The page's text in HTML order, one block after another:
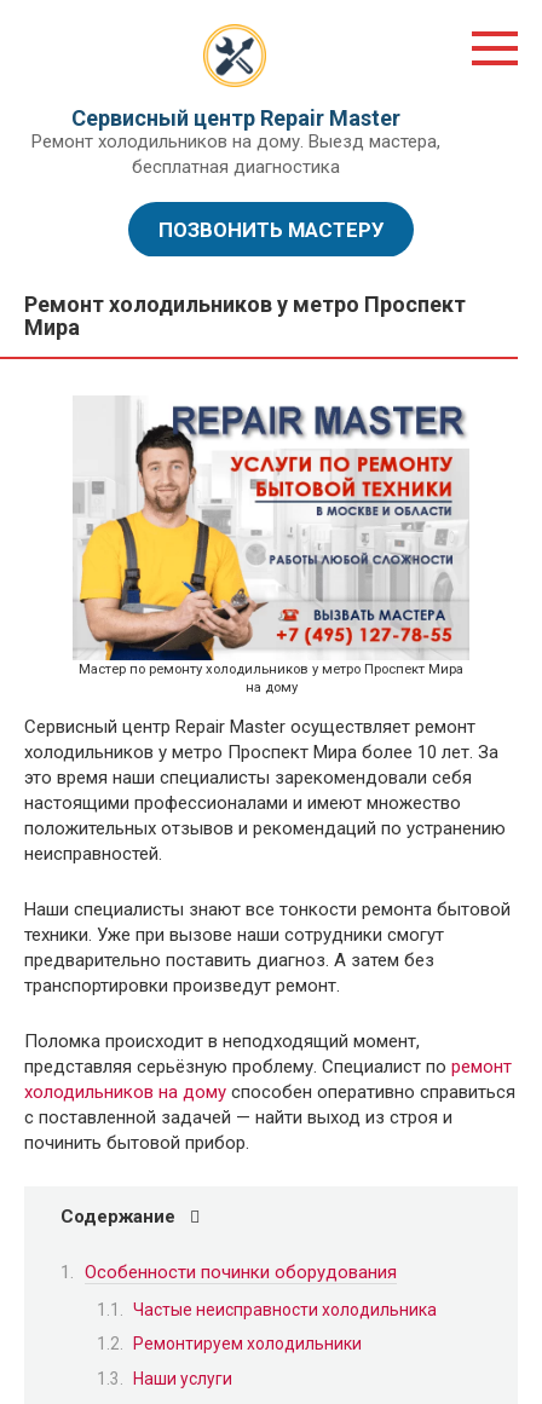
Сервисный центр Repair Master
Ремонт холодильников на дому. Выезд мастера,
бесплатная диагностика
ПОЗВОНИТЬ МАСТЕРУ
Ремонт холодильников у метро Проспект
Мира
Мастер по ремонту холодильников у метро Проспект Мира
на дому
Сервисный центр Repair Master осуществляет ремонт
холодильников у метро Проспект Мира более 10 лет. За
это время наши специалисты зарекомендовали себя
настоящими профессионалами и имеют множество
положительных отзывов и рекомендаций по устранению
неисправностей.
Наши специалисты знают все тонкости ремонта бытовой
техники. Уже при вызове наши сотрудники смогут
предварительно поставить диагноз. А затем без
транспортировки произведут ремонт.
Поломка происходит в неподходящий момент,
представляя серьёзную проблему. Специалист по ремонт
холодильников на дому способен оперативно справиться
с поставленной задачей — найти выход из строя и
починить бытовой прибор.
Содержание
Особенности починки оборудования
Частые неисправности холодильника
Ремонтируем холодильники
Наши услуги